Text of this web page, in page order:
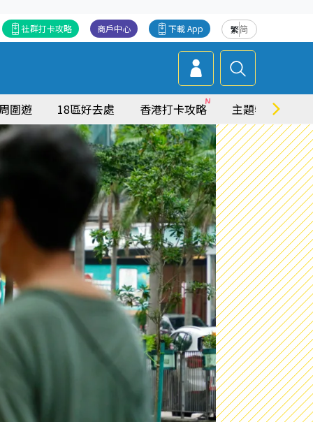
繁简
下載 App
商戶中心
社群打卡攻略
圍遊 18區好去處 香港打卡攻略 主題特集